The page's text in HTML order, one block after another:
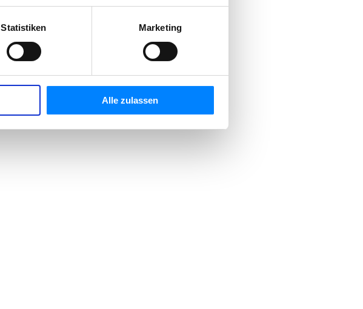
Statistiken Marketing
Alle zulassen